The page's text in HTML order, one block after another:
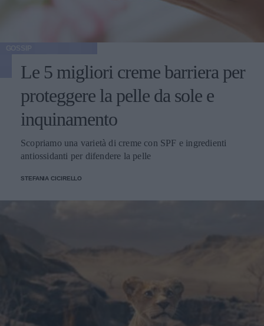
Le 5 migliori creme barriera per
proteggere la pelle da sole e
inquinamento
Scopriamo una varietà di creme con SPF e ingredienti
antiossidanti per difendere la pelle
STEFANIA CICIRELLO